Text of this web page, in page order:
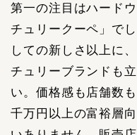
第一の注目はハード
チュリークーペ」で
しての新しさ以上に
チュリーブランドも
い。価格感も店舗数
千万円以上の富裕層